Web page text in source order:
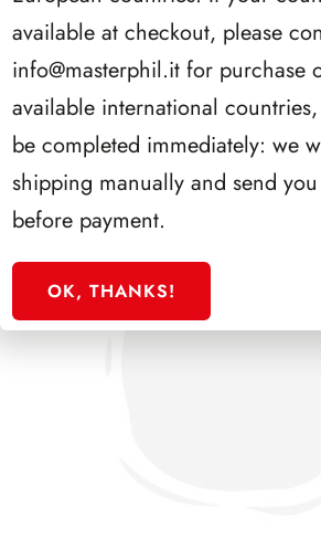
SFORZESCO ITALIA 1987
available at checkout, please
info@masterphil.it for purchase
available international
be completed immediately: we
shipping manually and send
before payment.
OK, THANKS!